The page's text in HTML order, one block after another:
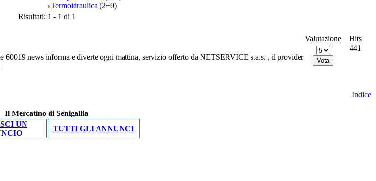
Termoidraulica (2+0)
Risultati: 1 - 1 di 1
Valutazione
Hits
60019 news informa e diverte ogni mattina, servizio offerto da NETSERVICE s.a.s. , il provider
441
Indice
Il Mercatino di Senigallia
UN
TUTTI GLI ANNUNCI